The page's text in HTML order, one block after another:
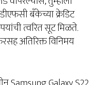
बँकेच्या क्रेडिट
त्वरित सूट मिळते.
अतिरिक्त विनिमय